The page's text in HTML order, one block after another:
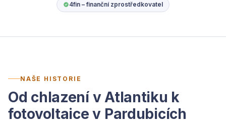
4fin – finanční zprostředkovatel
NAŠE HISTORIE
Od chlazení v Atlantiku k
fotovoltaice v Pardubicích